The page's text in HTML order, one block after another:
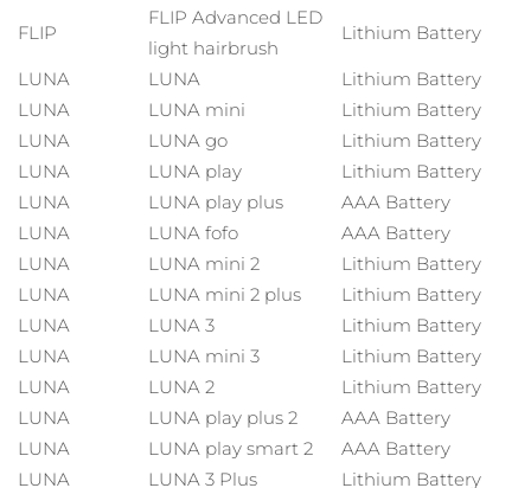
FLIP
FLIP Advanced LED
light hairbrush
Lithium Battery
LUNA LUNA
Lithium Battery
LUNA
LUNA mini
Lithium Battery
LUNA
LUNA go
Lithium Battery
LUNA
LUNA play
Lithium Battery
LUNA
LUNA play plus
AAA Battery
LUNA
LUNA fofo
AAA Battery
LUNA
LUNA mini 2
Lithium Battery
LUNA
LUNA mini 2 plus
Lithium Battery
LUNA
LUNA 3
Lithium Battery
LUNA
LUNA mini 3
Lithium Battery
LUNA
LUNA 2
Lithium Battery
LUNA
LUNA play plus 2
AAA Battery
LUNA
LUNA play smart 2
AAA Battery
LUNA
LUNA 3 Plus
Lithium Battery
LUNA™ 4-paket
Anti-aging massage
LUNA™ 4 Plus
Massage, LED heating
LUNA™ 4 Men
For men, anti-aging massage
BEAR™ 2-paket
Microcurrent toning
BEAR™ 2 go
Microcurrent toning on-the-go
BEAR™ 2 eyes & lips
Microcurrent line smoothing device
Återfuktning
UFO™ 3-paket
Deep facial hydration
UFO™ 3 LED
Near-infrared and red light therapy
device
Munvård
issa™ 4
Hybrid silicone sonic toothbrush
issa™ 4 plus
Smart hybrid silicone sonic toothbrush
FAQ™ ANTI-AGING-BEHANDLING
Anti-aging LED-behandlingar
Belgien Förväntad leverans10/8/26
Bermuda Förväntad leverans 16/8/26
Hercegovina
Förväntad leverans13/8/26
Brunei Förväntad leverans15/8/26
Bulgarien Förväntad leverans10/8/26
Kanada Förväntad leverans
14/8/26